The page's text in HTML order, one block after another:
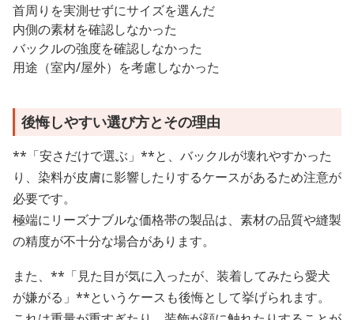
首周りを実測せずにサイズを選んだ
内側の素材を確認しなかった
バックルの強度を確認しなかった
用途（室内/屋外）を考慮しなかった
後悔しやすい選び方とその理由
**「安さだけで選ぶ」**と、バックルが壊れやすかった
り、染料が皮膚に影響したりするケースがあるため注意が
必要です。
極端にリーズナブルな価格帯の製品は、素材の品質や縫製
の精度が不十分な場合があります。
また、**「見た目が気に入ったが、装着してみたら愛犬
が嫌がる」**というケースも後悔として挙げられます。